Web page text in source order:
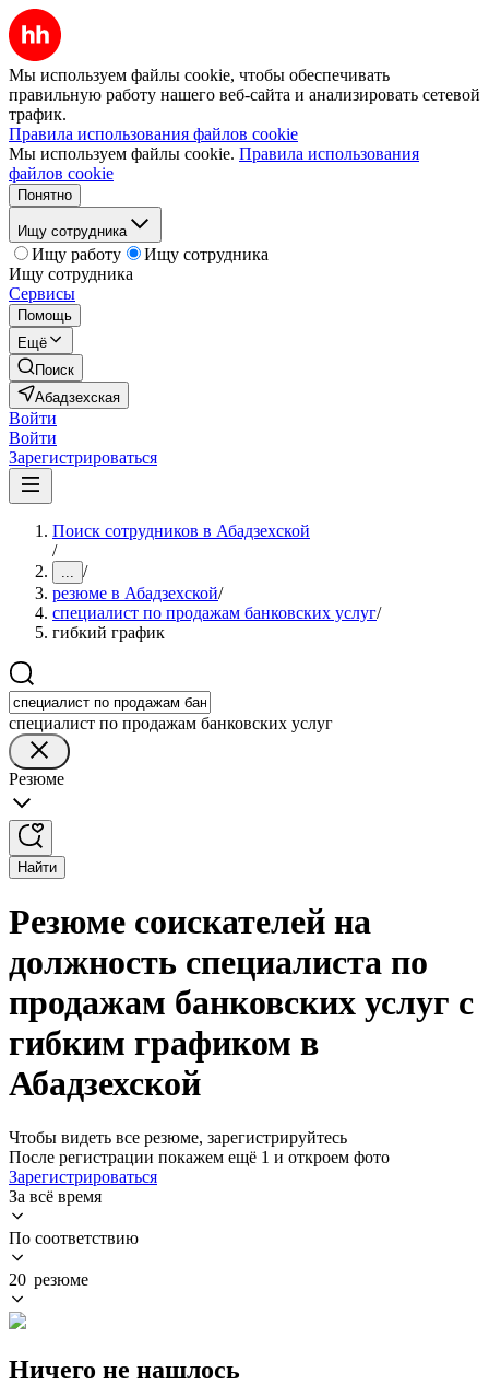
Мы используем файлы cookie, чтобы обеспечивать
правильную работу нашего веб-сайта и анализировать сетевой
трафик.
Правила использования файлов cookie
Мы используем файлы cookie. Правила использования
файлов cookie
Понятно
Ищу сотрудника
Ищу работу
Ищу сотрудника
Ищу сотрудника
Сервисы
Помощь
Ещё
Поиск
Абадзехская
Войти
Войти
Зарегистрироваться
Поиск сотрудников в Абадзехской
/
... /
резюме в Абадзехской/
специалист по продажам банковских услуг/
гибкий график
специалист по продажам банковских услуг
Резюме
Найти
Резюме соискателей на
должность специалиста по
продажам банковских услуг с
гибким графиком в
Абадзехской
Чтобы видеть все резюме, зарегистрируйтесь
После регистрации покажем ещё 1 и откроем фото
Зарегистрироваться
За всё время
По соответствию
20 резюме
Ничего не нашлось